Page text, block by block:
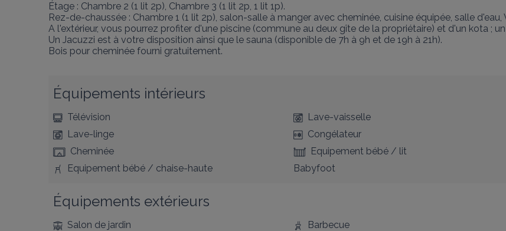
Étage : Chambre 2 (1 lit 2p), Chambre 3 (1 lit 2p, 1 lit 1p).
Rez-de-chaussée : Chambre 1 (1 lit 2p), salon-salle à manger avec cheminée, cuisine équipée, salle
A l'extérieur, vous pourrez profiter d'une piscine (commune au deux gîte de la propriétaire) et d'un kota ;
Un Jacuzzi est à votre disposition ainsi que le sauna (disponible de 7h à 9h et de 19h à 21h).
Bois pour cheminée fourni gratuitement.
Équipements intérieurs
Télévision
Lave-vaisselle
Lave-linge
Congélateur
Cheminée
Equipement bébé / lit
Equipement bébé / chaise-haute
Babyfoot
Équipements extérieurs
Salon de jardin
Barbecue